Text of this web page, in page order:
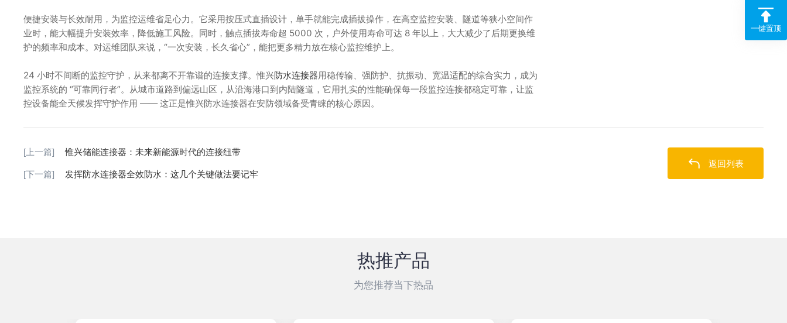
便捷安装与长效耐用，为监控运维省足心力。它采用按压式直插设计，单手就能完成插拔操作，在高空监控安装、隧道等狭小空间作
业时，能大幅提升安装效率，降低施工风险。同时，触点插拔寿命超 5000 次，户外使用寿命可达 8 年以上，大大减少了后期更换维
护的频率和成本。对运维团队来说，“一次安装，长久省心”，能把更多精力放在核心监控维护上。
24 小时不间断的监控守护，从来都离不开靠谱的连接支撑。惟兴防水连接器用稳传输、强防护、抗振动、宽温适配的综合实力，成为
监控系统的 “可靠同行者”。从城市道路到偏远山区，从沿海港口到内陆隧道，它用扎实的性能确保每一段监控连接都稳定可靠，让监
控设备能全天候发挥守护作用 —— 这正是惟兴防水连接器在安防领域备受青睐的核心原因。
[上一篇] 惟兴储能连接器：未来新能源时代的连接纽带
[下一篇] 发挥防水连接器全效防水：这几个关键做法要记牢
返回列表
热推产品
为您推荐当下热品
一键置顶